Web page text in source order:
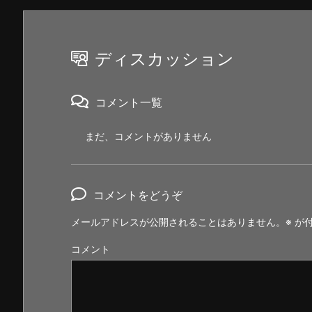
ディスカッション
コメント一覧
まだ、コメントがありません
コメントをどうぞ
メールアドレスが公開されることはありません。 ※ が
コメント